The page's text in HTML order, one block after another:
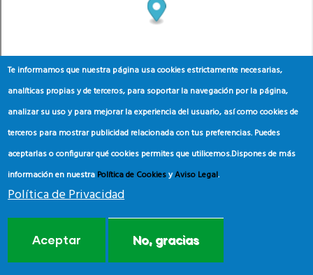
Te informamos que nuestra página usa cookies estrictamente necesarias,
analíticas propias y de terceros, para soportar la navegación por la página,
analizar su uso y para mejorar la experiencia del usuario, así como cookies de
terceros para mostrar publicidad relacionada con tus preferencias. Puedes
aceptarlas o configurar qué cookies permites que utilicemos.Dispones de más
información en nuestra Política de CookiesyAviso Legal.
Política de Privacidad
Aceptar No, gracias